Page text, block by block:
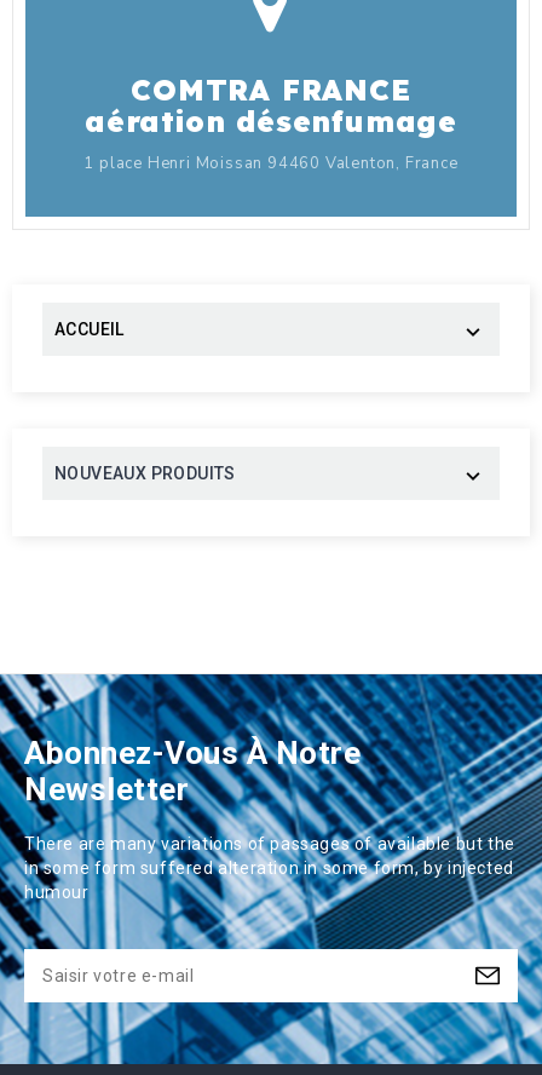
COMTRA FRANCE
aération désenfumage
1 place Henri Moissan 94460 Valenton, France
ACCUEIL 
NOUVEAUX PRODUITS 
Abonnez-Vous À Notre
Newsletter
There are many variations of passages of available but the
in some form suffered alteration in some form, by injected
humour